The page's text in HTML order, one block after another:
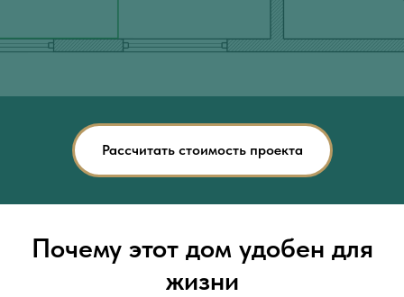
Рассчитать стоимость проекта
Почему этот дом удобен для
жизни